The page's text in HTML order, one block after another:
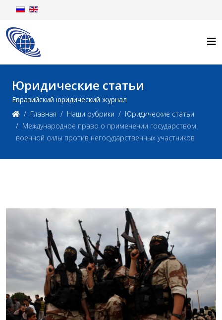
Юридические статьи
Евразийский юридический журнал
Главная
Наши рубрики
Юридические статьи
Международное право о применении государством
военной силы против негосударственных участников